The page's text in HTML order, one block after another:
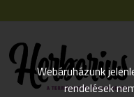
Webáruházunk
rendelések